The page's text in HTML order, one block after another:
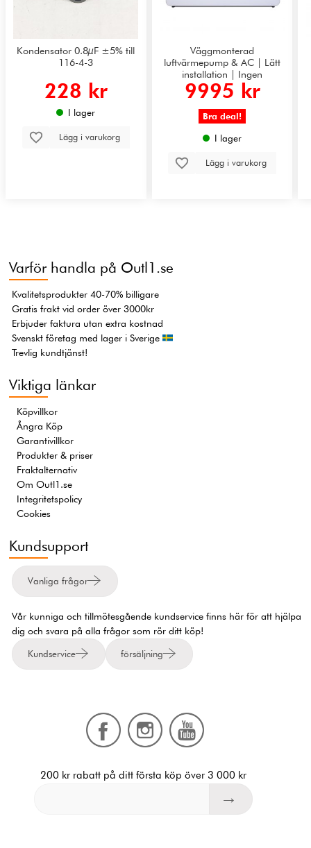
Kondensator 0.8µF ±5% till
116-4-3
228 kr
I lager
Lägg i varukorg
Väggmonterad
luftvärmepump & AC | Lätt
installation | Ingen
utomhusenhet krävs
9995 kr
Bra deal!
I lager
Lägg i varukorg
Varför handla på Outl1.se
Kvalitetsprodukter 40-70% billigare
Gratis frakt vid order över 3000kr
Erbjuder faktura utan extra kostnad
Svenskt företag med lager i Sverige
Trevlig kundtjänst!
Viktiga länkar
Köpvillkor
Ångra Köp
Garantivillkor
Produkter & priser
Fraktalternativ
Om Outl1.se
Integritetspolicy
Cookies
Kundsupport
Vanliga frågor
Vår kunniga och tillmötesgående kundservice finns här för att hjälpa
dig och svara på alla frågor som rör ditt köp!
Kundservice försäljning
200 kr rabatt på ditt första köp över 3 000 kr